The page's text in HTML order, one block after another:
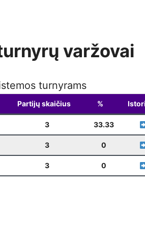
varžovai
turnyrams
Partijų skaičius %
3 33.33
3 0
3 0